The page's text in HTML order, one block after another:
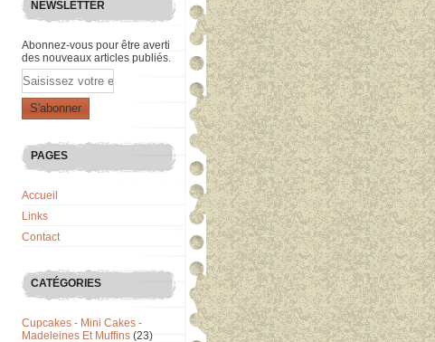
NEWSLETTER
Abonnez-vous pour être averti
des nouveaux articles publiés.
Email
PAGES
Accueil
Links
Contact
CATÉGORIES
Cupcakes - Mini Cakes -
Madeleines Et Muffins (23)